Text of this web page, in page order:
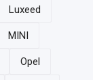
Luxeed
MINI
Opel